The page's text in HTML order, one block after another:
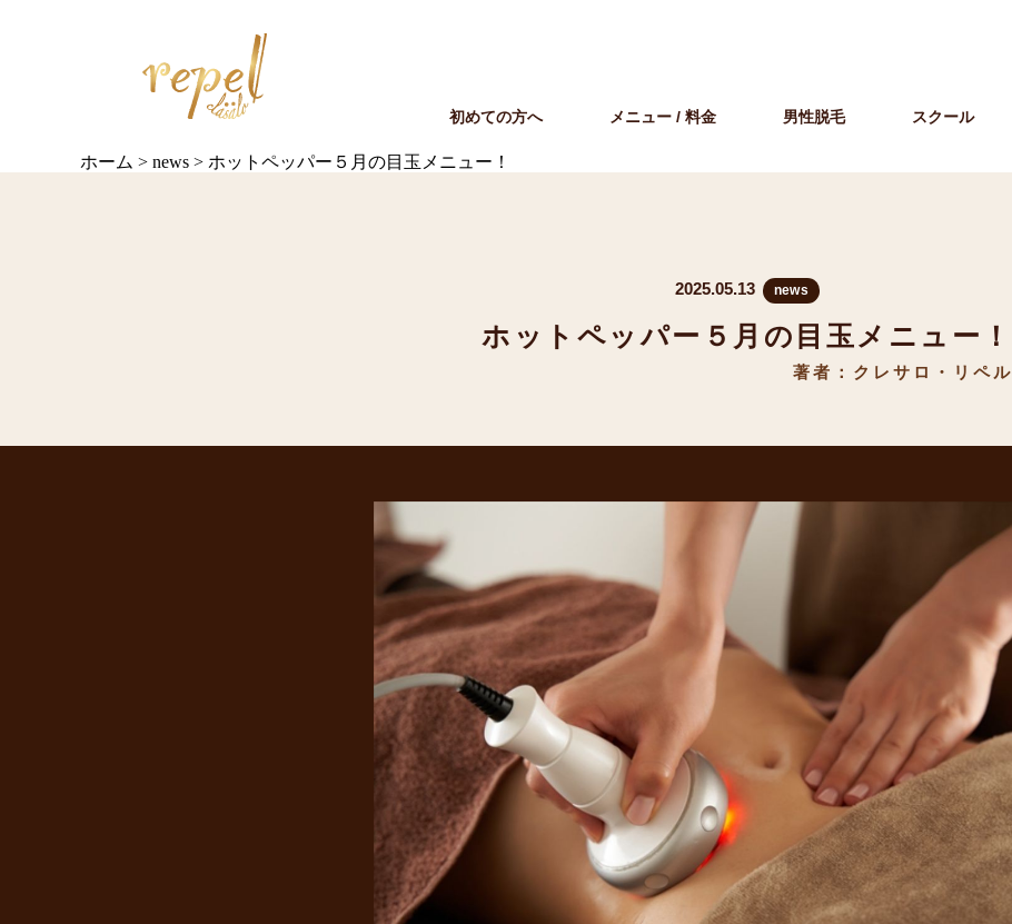
初めての方へ メニュー / 料金 男性脱毛 スクール
ホーム > news > ホットペッパー５月の目玉メニュー！
2025.05.13 news
ホットペッパー５月の目玉メニュー！
著者：クレサロ・リペル